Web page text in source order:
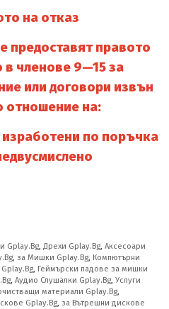
на отказ
предоставят правото
в членове 9—15 за
или договори извън
отношение на:
изработени по поръчка
Gplay.Bg, Дрехи Gplay.Bg, Аксесоари
, за Мишки Gplay.Bg, Компютърни
, Геймърски падове за мишки
, Аудио Слушалки Gplay.Bg, Услуги
материали Gplay.Bg,
Gplay.Bg, за Вътрешни дискове